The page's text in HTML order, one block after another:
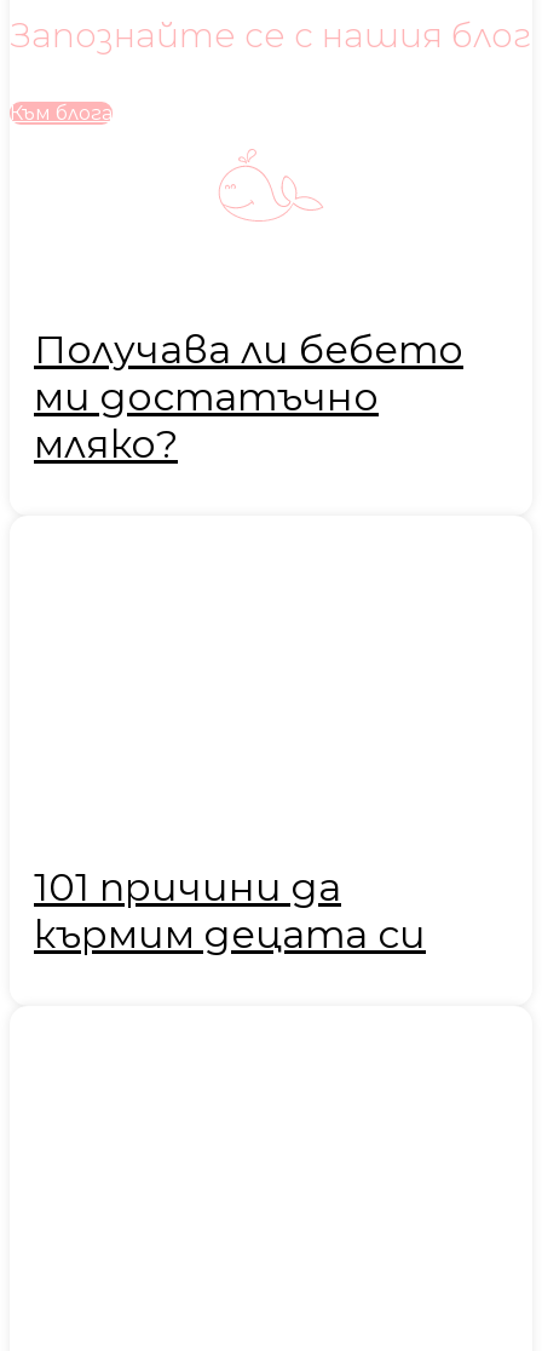
Запознайте се с нашия блог
Към блога
Получава ли бебето
ми достатъчно
мляко?
101 причини да
кърмим децата си